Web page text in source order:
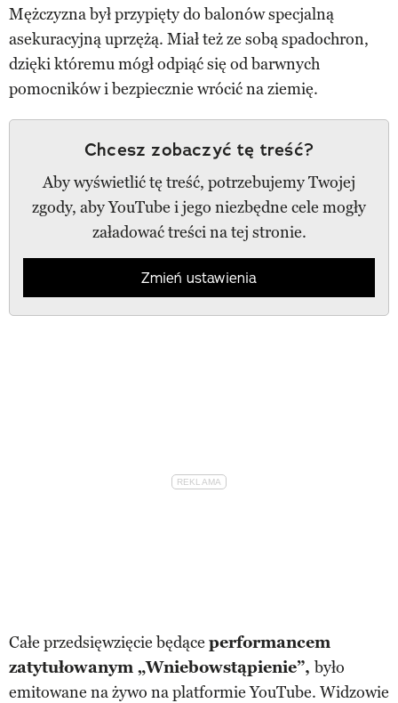
Mężczyzna był przypięty do balonów specjalną
asekuracyjną uprzężą. Miał też ze sobą spadochron,
dzięki któremu mógł odpiąć się od barwnych
pomocników i bezpiecznie wrócić na ziemię.
Chcesz zobaczyć tę treść?
Aby wyświetlić tę treść, potrzebujemy Twojej
zgody, aby YouTube i jego niezbędne cele mogły
załadować treści na tej stronie.
Zmień ustawienia
Całe przedsięwzięcie będące performancem
zatytułowanym „Wniebowstąpienie”, było
emitowane na żywo na platformie YouTube. Widzowie